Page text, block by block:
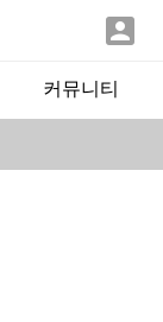

커뮤니티